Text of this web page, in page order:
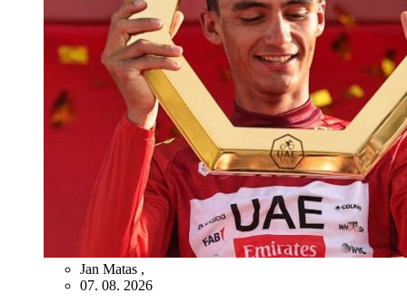
Jan Matas ,
07. 08. 2026